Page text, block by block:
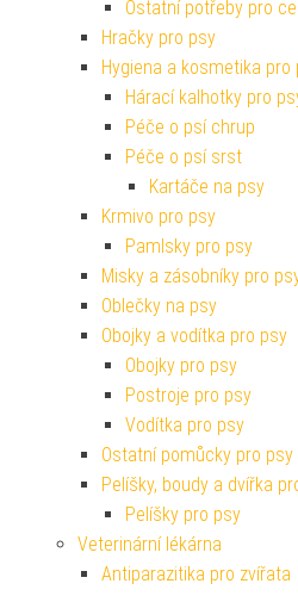
Ostatní potřeby pro
Hračky pro psy
Hygiena a kosmetika pro
Hárací kalhotky pro
Péče o psí chrup
Péče o psí srst
Kartáče na psy
Krmivo pro psy
Pamlsky pro psy
Misky a zásobníky pro
Oblečky na psy
Obojky a vodítka pro psy
Obojky pro psy
Postroje pro psy
Vodítka pro psy
Ostatní pomůcky pro psy
Pelíšky, boudy a dvířka
Pelíšky pro psy
Veterinární lékárna
Antiparazitika pro zvířata